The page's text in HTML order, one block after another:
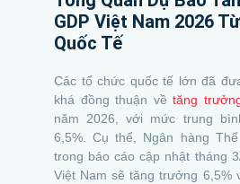
GDP Việt Nam 2026
Quốc Tế
Các tổ chức quốc tế lớn đã
khá đồng thuận vềtăng
năm 2026, với mức trung
6,5%. Cụ thể, Ngân hàng
trong báo cáo cập nhật tháng
Việt Nam sẽ tăng trưởng 6,5%